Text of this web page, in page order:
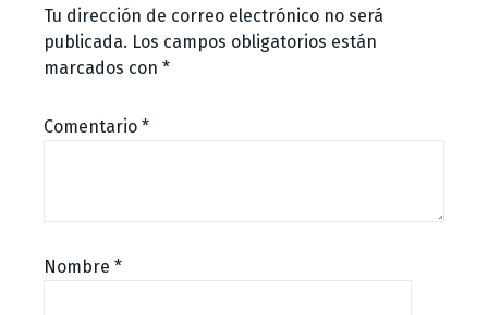
Tu dirección de correo electrónico no será
publicada. Los campos obligatorios están
marcados con *
Comentario *
Nombre *